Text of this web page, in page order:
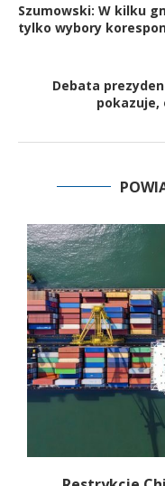
Szumowski: W kilku
tylko wybory
Debata
pokazuje,